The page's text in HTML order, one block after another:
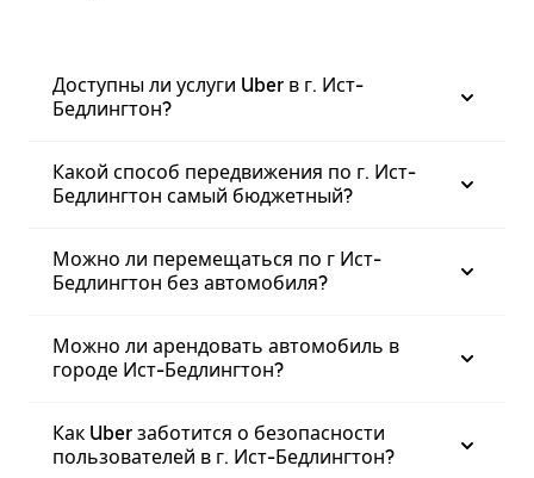
Доступны ли услуги Uber в г. Ист-
Бедлингтон?
Какой способ передвижения по г. Ист-
Бедлингтон самый бюджетный?
Можно ли перемещаться по г Ист-
Бедлингтон без автомобиля?
Можно ли арендовать автомобиль в
городе Ист-Бедлингтон?
Как Uber заботится о безопасности
пользователей в г. Ист-Бедлингтон?